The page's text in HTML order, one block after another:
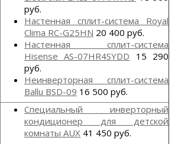
руб.
Настенная сплит-система Royal
Clima RC-G25HN 20 400 руб.
Настенная сплит-система
Hisense AS-07HR4SYDD 15 290
руб.
Неинверторная сплит-система
Ballu BSD-09 16 500 руб.
Специальный инверторный
кондиционер для детской
комнаты AUX 41 450 руб.